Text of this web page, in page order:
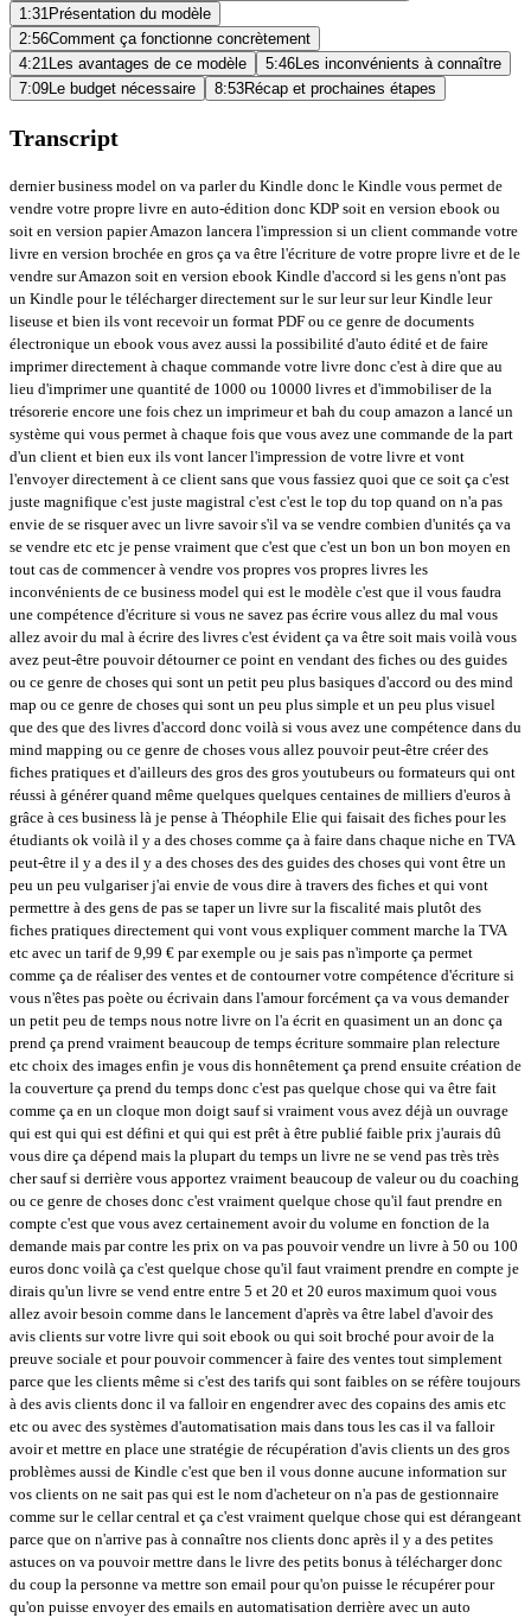
1:31Présentation du modèle
2:56Comment ça fonctionne concrètement
4:21Les avantages de ce modèle 5:46Les inconvénients à connaître
7:09Le budget nécessaire 8:53Récap et prochaines étapes
Transcript
dernier business model on va parler du Kindle donc le Kindle vous permet de
vendre votre propre livre en auto-édition donc KDP soit en version ebook ou
soit en version papier Amazon lancera l'impression si un client commande votre
livre en version brochée en gros ça va être l'écriture de votre propre livre et de le
vendre sur Amazon soit en version ebook Kindle d'accord si les gens n'ont pas
un Kindle pour le télécharger directement sur le sur leur sur leur Kindle leur
liseuse et bien ils vont recevoir un format PDF ou ce genre de documents
électronique un ebook vous avez aussi la possibilité d'auto édité et de faire
imprimer directement à chaque commande votre livre donc c'est à dire que au
lieu d'imprimer une quantité de 1000 ou 10000 livres et d'immobiliser de la
trésorerie encore une fois chez un imprimeur et bah du coup amazon a lancé un
système qui vous permet à chaque fois que vous avez une commande de la part
d'un client et bien eux ils vont lancer l'impression de votre livre et vont
l'envoyer directement à ce client sans que vous fassiez quoi que ce soit ça c'est
juste magnifique c'est juste magistral c'est c'est le top du top quand on n'a pas
envie de se risquer avec un livre savoir s'il va se vendre combien d'unités ça va
se vendre etc etc je pense vraiment que c'est que c'est un bon un bon moyen en
tout cas de commencer à vendre vos propres vos propres livres les
inconvénients de ce business model qui est le modèle c'est que il vous faudra
une compétence d'écriture si vous ne savez pas écrire vous allez du mal vous
allez avoir du mal à écrire des livres c'est évident ça va être soit mais voilà vous
avez peut-être pouvoir détourner ce point en vendant des fiches ou des guides
ou ce genre de choses qui sont un petit peu plus basiques d'accord ou des mind
map ou ce genre de choses qui sont un peu plus simple et un peu plus visuel
que des que des livres d'accord donc voilà si vous avez une compétence dans du
mind mapping ou ce genre de choses vous allez pouvoir peut-être créer des
fiches pratiques et d'ailleurs des gros des gros youtubeurs ou formateurs qui ont
réussi à générer quand même quelques quelques centaines de milliers d'euros à
grâce à ces business là je pense à Théophile Elie qui faisait des fiches pour les
étudiants ok voilà il y a des choses comme ça à faire dans chaque niche en TVA
peut-être il y a des il y a des choses des des guides des choses qui vont être un
peu un peu vulgariser j'ai envie de vous dire à travers des fiches et qui vont
permettre à des gens de pas se taper un livre sur la fiscalité mais plutôt des
fiches pratiques directement qui vont vous expliquer comment marche la TVA
etc avec un tarif de 9,99 € par exemple ou je sais pas n'importe ça permet
comme ça de réaliser des ventes et de contourner votre compétence d'écriture si
vous n'êtes pas poète ou écrivain dans l'amour forcément ça va vous demander
un petit peu de temps nous notre livre on l'a écrit en quasiment un an donc ça
prend ça prend vraiment beaucoup de temps écriture sommaire plan relecture
etc choix des images enfin je vous dis honnêtement ça prend ensuite création de
la couverture ça prend du temps donc c'est pas quelque chose qui va être fait
comme ça en un cloque mon doigt sauf si vraiment vous avez déjà un ouvrage
qui est qui qui est défini et qui qui est prêt à être publié faible prix j'aurais dû
vous dire ça dépend mais la plupart du temps un livre ne se vend pas très très
cher sauf si derrière vous apportez vraiment beaucoup de valeur ou du coaching
ou ce genre de choses donc c'est vraiment quelque chose qu'il faut prendre en
compte c'est que vous avez certainement avoir du volume en fonction de la
demande mais par contre les prix on va pas pouvoir vendre un livre à 50 ou 100
euros donc voilà ça c'est quelque chose qu'il faut vraiment prendre en compte je
dirais qu'un livre se vend entre entre 5 et 20 et 20 euros maximum quoi vous
allez avoir besoin comme dans le lancement d'après va être label d'avoir des
avis clients sur votre livre qui soit ebook ou qui soit broché pour avoir de la
preuve sociale et pour pouvoir commencer à faire des ventes tout simplement
parce que les clients même si c'est des tarifs qui sont faibles on se réfère toujours
à des avis clients donc il va falloir en engendrer avec des copains des amis etc
etc ou avec des systèmes d'automatisation mais dans tous les cas il va falloir
avoir et mettre en place une stratégie de récupération d'avis clients un des gros
problèmes aussi de Kindle c'est que ben il vous donne aucune information sur
vos clients on ne sait pas qui est le nom d'acheteur on n'a pas de gestionnaire
comme sur le cellar central et ça c'est vraiment quelque chose qui est dérangeant
parce que on n'arrive pas à connaître nos clients donc après il y a des petites
astuces on va pouvoir mettre dans le livre des petits bonus à télécharger donc
du coup la personne va mettre son email pour qu'on puisse le récupérer pour
qu'on puisse envoyer des emails en automatisation derrière avec un auto